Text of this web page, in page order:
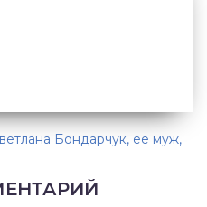
Бондарчук, ее муж,